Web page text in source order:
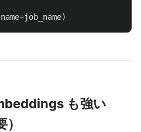
name=job_name)
も強い